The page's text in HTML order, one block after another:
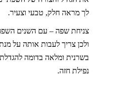
לך מראה חלק, טבעי וצעיר.
צניחת שפה – עם השנים
ולכן צריך לעבות אותה על
בשרנית ומלאה בדומה
נפילת חזה.